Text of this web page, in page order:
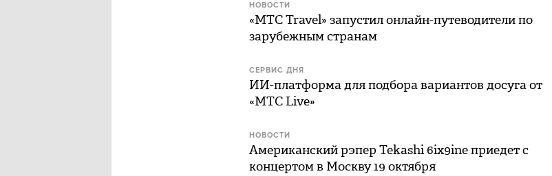
НОВОСТИ
«МТС Travel» запустил онлайн-путеводители по
зарубежным странам
СЕРВИС ДНЯ
ИИ-платформа для подбора вариантов досуга от
«МТС Live»
НОВОСТИ
Американский рэпер Tekashi 6ix9ine приедет с
концертом в Москву 19 октября